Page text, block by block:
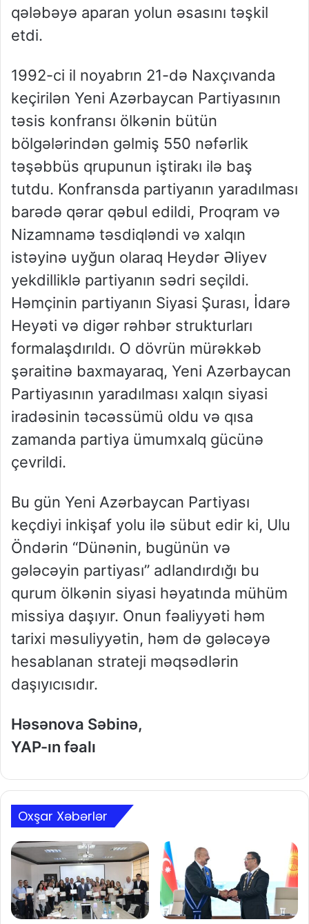
qələbəyə aparan yolun əsasını təşkil
etdi.
1992-ci il noyabrın 21-də Naxçıvanda
keçirilən Yeni Azərbaycan Partiyasının
təsis konfransı ölkənin bütün
bölgələrindən gəlmiş 550 nəfərlik
təşəbbüs qrupunun iştirakı ilə baş
tutdu. Konfransda partiyanın yaradılması
barədə qərar qəbul edildi, Proqram və
Nizamnamə təsdiqləndi və xalqın
istəyinə uyğun olaraq Heydər Əliyev
yekdilliklə partiyanın sədri seçildi.
Həmçinin partiyanın Siyasi Şurası, İdarə
Heyəti və digər rəhbər strukturları
formalaşdırıldı. O dövrün mürəkkəb
şəraitinə baxmayaraq, Yeni Azərbaycan
Partiyasının yaradılması xalqın siyasi
iradəsinin təcəssümü oldu və qısa
zamanda partiya ümumxalq gücünə
çevrildi.
Bu gün Yeni Azərbaycan Partiyası
keçdiyi inkişaf yolu ilə sübut edir ki, Ulu
Öndərin “Dünənin, bugünün və
gələcəyin partiyası” adlandırdığı bu
qurum ölkənin siyasi həyatında mühüm
missiya daşıyır. Onun fəaliyyəti həm
tarixi məsuliyyətin, həm də gələcəyə
hesablanan strateji məqsədlərin
daşıyıcısıdır.
Həsənova Səbinə,
YAP-ın fəalı
Oxşar Xəbərlər